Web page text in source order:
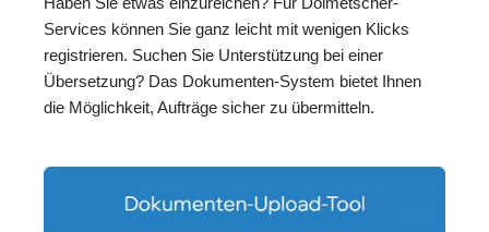
Services können Sie ganz leicht mit wenigen Klicks
registrieren. Suchen Sie Unterstützung bei einer
Übersetzung? Das Dokumenten-System bietet Ihnen
die Möglichkeit, Aufträge sicher zu übermitteln.